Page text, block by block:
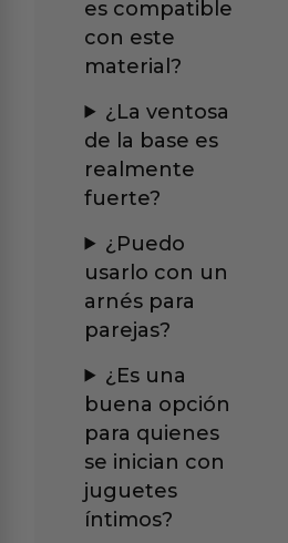
es compatible
con este
material?
¿La ventosa
de la base es
realmente
fuerte?
¿Puedo
usarlo con un
arnés para
parejas?
¿Es una
buena opción
para quienes
se inician con
juguetes
íntimos?